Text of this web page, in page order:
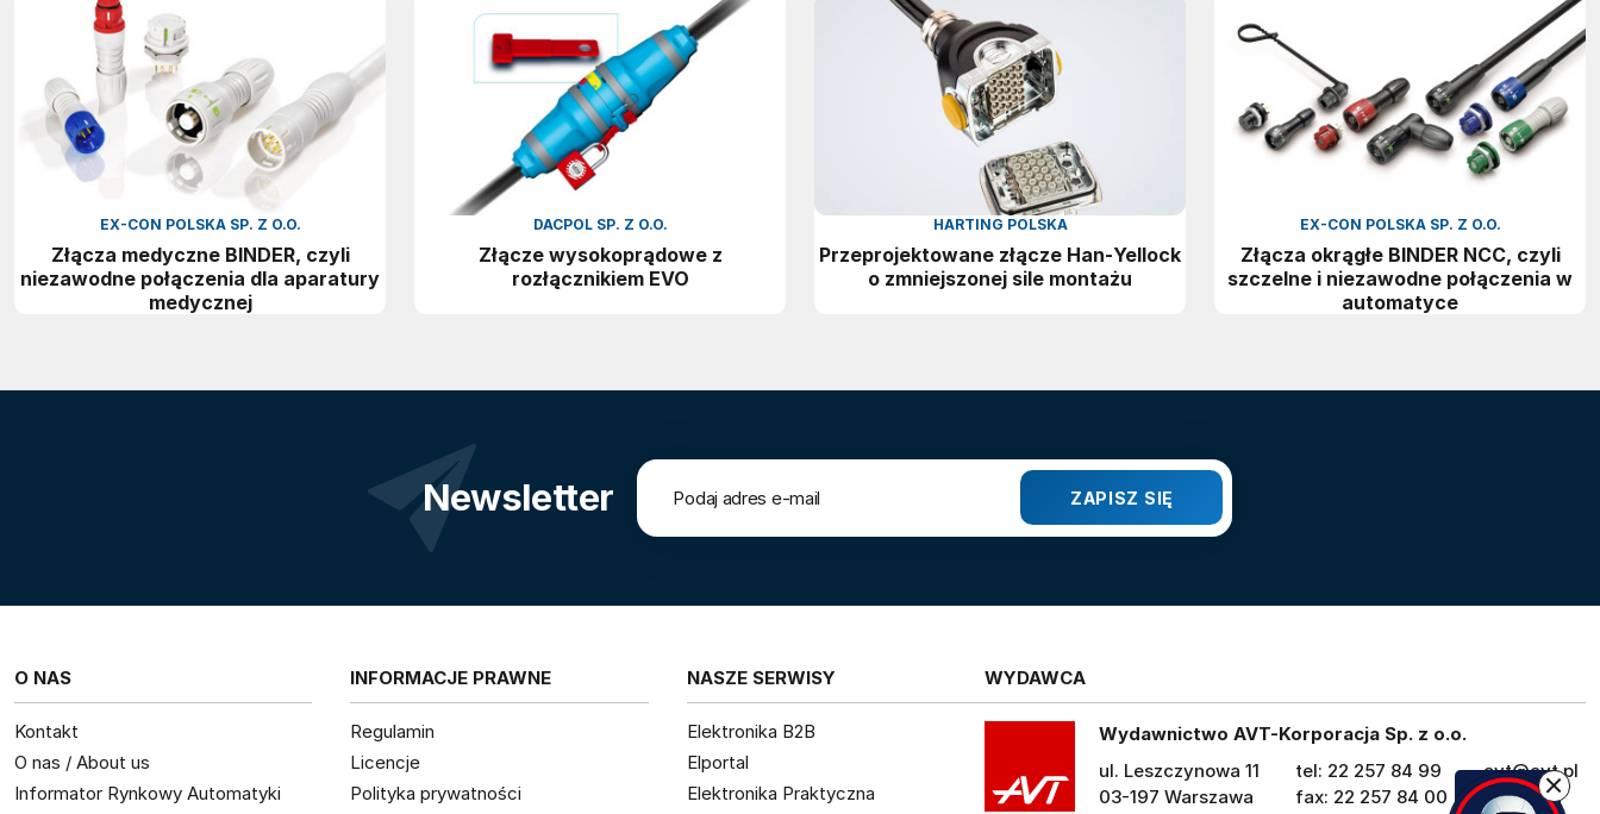
EX-CON POLSKA SP. Z O.O.
Złącza medyczne BINDER, czyli
niezawodne połączenia dla aparatury
medycznej
DACPOL SP. Z O.O.
Złącze wysokoprądowe z
rozłącznikiem EVO
HARTING POLSKA
Przeprojektowane złącze Han‑Yellock
o zmniejszonej sile montażu
EX-CON POLSKA SP. Z O.O.
Złącza okrągłe BINDER NCC, czyli
szczelne i niezawodne połączenia w
automatyce
Newsletter
O NAS
Kontakt
O nas / About us
Informator Rynkowy Automatyki
INFORMACJE PRAWNE
Regulamin
Licencje
Polityka prywatności
NASZE SERWISY
Elektronika B2B
Elportal
Elektronika Praktyczna
WYDAWCA
Wydawnictwo AVT-Korporacja Sp. z o.o.
ul. Leszczynowa 11
03-197 Warszawa
tel: 22 257 84 99
fax: 22 257 84 00
avt@avt.pl
avt.pl